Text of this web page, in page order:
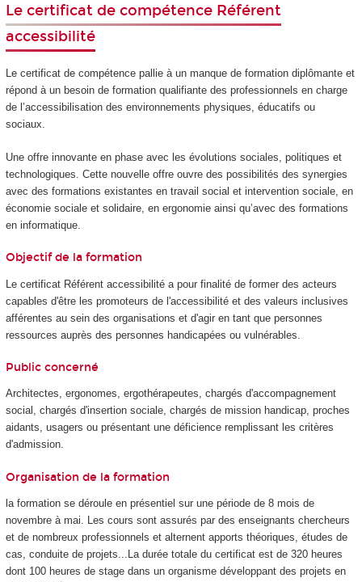
Le certificat de compétence Référent
accessibilité
Le certificat de compétencepallie à un manque de formation diplômante et
répond à un besoin de formation qualifiante des professionnels en charge
de l’accessibilisation des environnements physiques, éducatifs ou
sociaux.
Une offre innovante en phase avec les évolutions sociales, politiques et
technologiques. Cette nouvelle offre ouvre des possibilités des synergies
avec des formations existantes en travail social et intervention sociale, en
économie sociale et solidaire, en ergonomie ainsi qu’avec des formations
en informatique.
Objectif de la formation
Le certificat Référent accessibilité a pour finalité de former des acteurs
capables d'être les promoteurs de l'accessibilité et des valeurs inclusives
afférentes au sein des organisations et d'agir en tant que personnes
ressources auprès des personnes handicapées ou vulnérables.
Public concerné
Architectes, ergonomes, ergothérapeutes, chargés d'accompagnement
social, chargés d'insertion sociale, chargés de mission handicap, proches
aidants, usagers ou présentant une déficience remplissant les critères
d'admission.
Organisation de la formation
la formation se déroule en présentiel sur une période de 8 mois de
novembre à mai. Les cours sont assurés par des enseignants chercheurs
et de nombreux professionnels et alternent apports théoriques, études de
cas, conduite de projets...La durée totale du certificat est de 320 heures
dont 100 heures de stage dans un organisme développant des projets en